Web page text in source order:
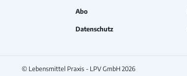
Abo
Datenschutz
© Lebensmittel Praxis - LPV GmbH 2026